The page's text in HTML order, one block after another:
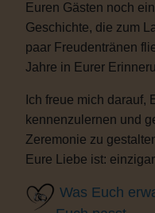
Euren Gästen noch
Geschichte, die zum
paar Freudentränen
Jahre in Eurer
Ich freue mich darauf,
kennenzulernen und
Zeremonie zu
Eure Liebe ist:
Was Euch